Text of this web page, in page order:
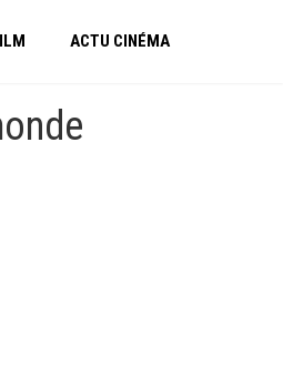
ACTU CINÉMA